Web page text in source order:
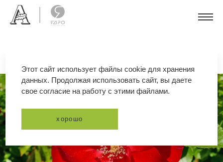
Этот сайт использует файлы cookie для хранения
данных. Продолжая использовать сайт, вы даете
свое согласие на работу с этими файлами.
хорошо